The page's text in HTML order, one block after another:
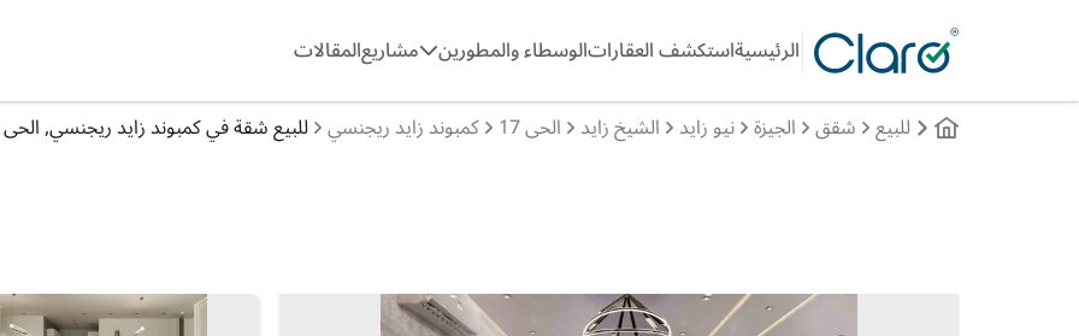
الرئيسيةاستكشف العقاراتالوسطاء والمطورين مشاريعالمقالات
للبيع شقق الجيزة نيو زايد الشيخ زايد الحى 17 كمبوند زايد ريجنسي للبيع شقة في كمبوند زايد ريجنسي, الحى 17, الشيخ زايد, نيو زايد, الجيزة [1]